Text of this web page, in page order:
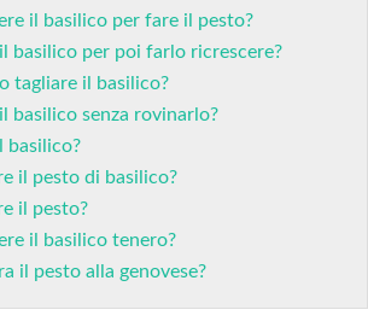
il basilico per fare il pesto?
basilico per poi farlo ricrescere?
tagliare il basilico?
basilico senza rovinarlo?
basilico?
il pesto di basilico?
il pesto?
il basilico tenero?
il pesto alla genovese?